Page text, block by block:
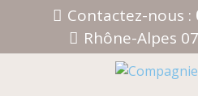
Contactez-nous :
Rhône-Alpes